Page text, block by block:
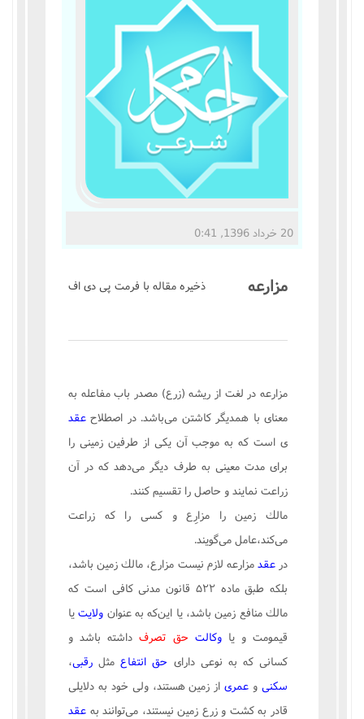
20 خرداد 1396, 0:41
مزارعه ذخیره مقاله با فرمت پی دی اف
مزارعه در لغت از ریشه (زرع) مصدر باب مفاعله به
معنای با همدیگر كاشتن می‌باشد. در اصطلاح عقد
ی است كه به موجب آن یكی از طرفین زمینی را
برای مدت معینی به طرف دیگر می‌دهد كه در آن
زراعت نمایند و حاصل را تقسیم كنند.
مالك زمین را مزارِع و كسی را كه زراعت
می‌كند،عامل می‌گویند.
درعقد مزارعه لازم نیست مزارع، مالك زمین باشد،
بلكه طبق ماده ۵۲۲ قانون مدنی كافی است كه
مالك منافع زمین باشد، یا این‌كه به عنوان ولایتیا
قیمومت و یاوکالت حق تصرفداشته باشد و
كسانی كه به نوعی دارای حق انتفاعمثل رقبی،
سکنیو عمریاز زمین هستند، ولی خود به دلایلی
قادر به كشت و زرع زمین نیستند، می‌توانند به عقد